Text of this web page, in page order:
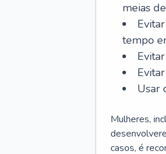
meias
tempo
Usar
Mulheres,
casos, é